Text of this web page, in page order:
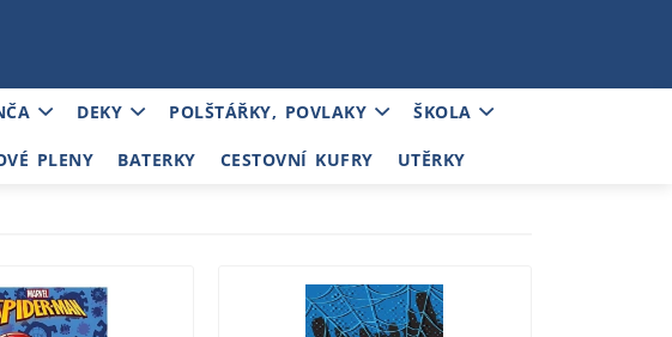
DEKY POLŠTÁŘKY, POVLAKY ŠKOLA
PLENY BATERKY CESTOVNÍ KUFRY UTĚRKY